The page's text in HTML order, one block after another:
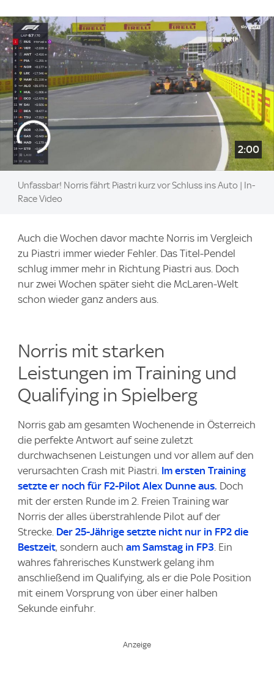
2:00
Unfassbar! Norris fährt Piastri kurz vor Schluss ins Auto | In-
Race Video
Auch die Wochen davor machte Norris im Vergleich
zu Piastri immer wieder Fehler. Das Titel-Pendel
schlug immer mehr in Richtung Piastri aus. Doch
nur zwei Wochen später sieht die McLaren-Welt
schon wieder ganz anders aus.
Norris mit starken
Leistungen im Training und
Qualifying in Spielberg
Norris gab am gesamten Wochenende in Österreich
die perfekte Antwort auf seine zuletzt
durchwachsenen Leistungen und vor allem auf den
verursachten Crash mit Piastri. Im ersten Training
setzte er noch für F2-Pilot Alex Dunne aus. Doch
mit der ersten Runde im 2. Freien Training war
Norris der alles überstrahlende Pilot auf der
Strecke. Der 25-Jährige setzte nicht nur in FP2 die
Bestzeit, sondern auch am Samstag in FP3 . Ein
wahres fahrerisches Kunstwerk gelang ihm
anschließend im Qualifying, als er die Pole Position
mit einem Vorsprung von über einer halben
Sekunde einfuhr.